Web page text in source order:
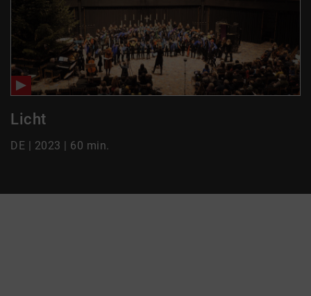
Licht
DE | 2023 | 60 min.